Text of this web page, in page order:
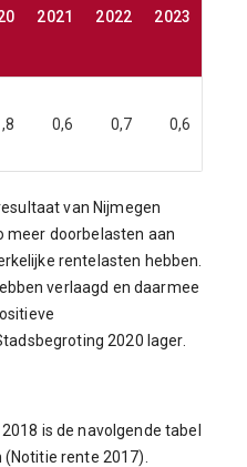
2021 2022 2023
0,6 0,7 0,6
van Nijmegen
meer doorbelasten aan
rentelasten hebben.
verlaagd en daarmee
2020 lager.
is de navolgende tabel
rente 2017).